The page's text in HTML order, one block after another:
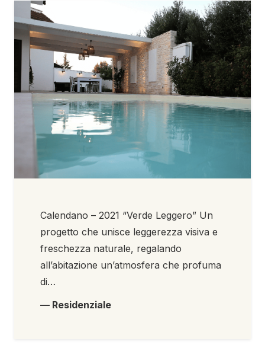
Calendano – 2021 “Verde Leggero” Un
progetto che unisce leggerezza visiva e
freschezza naturale, regalando
all’abitazione un’atmosfera che profuma
di…
— Residenziale